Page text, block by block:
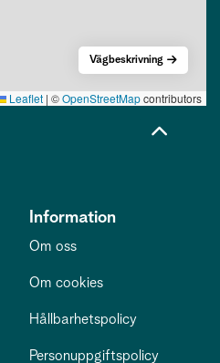
Leaflet | ©OpenStreetMapcontributors
Vägbeskrivning
Information
Om oss
Om cookies
Hållbarhetspolicy
Personuppgiftspolicy